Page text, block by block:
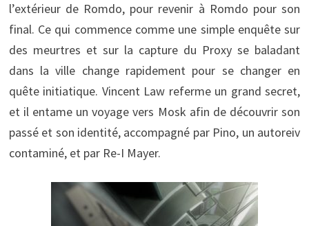
l’extérieur de Romdo, pour revenir à Romdo pour son
final. Ce qui commence comme une simple enquête sur
des meurtres et sur la capture du Proxy se baladant
dans la ville change rapidement pour se changer en
quête initiatique. Vincent Law referme un grand secret,
et il entame un voyage vers Mosk afin de découvrir son
passé et son identité, accompagné par Pino, un autoreiv
contaminé, et par Re-I Mayer.